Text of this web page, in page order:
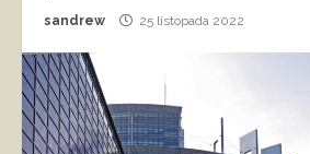
sandrew 25 listopada 2022